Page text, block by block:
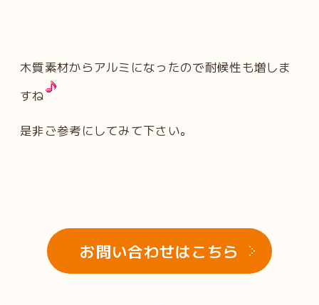
木質素材からアルミになったので耐候性も増しま
すね
是非ご参考にしてみて下さい。
お問い合わせはこちら